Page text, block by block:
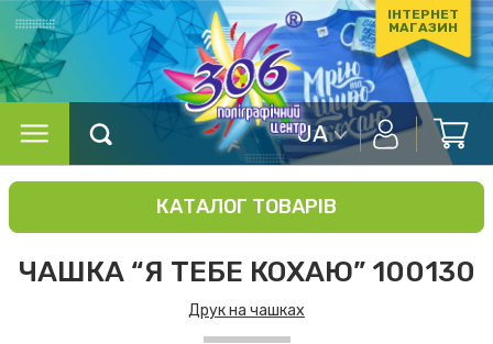
ІНТЕРНЕТ
МАГАЗИН
UA
КАТАЛОГ ТОВАРІВ
ЧАШКА “Я ТЕБЕ КОХАЮ” 100130
Друк на чашках